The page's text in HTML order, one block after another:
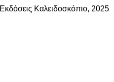
Εκδόσεις Καλειδοσκόπιο, 2025